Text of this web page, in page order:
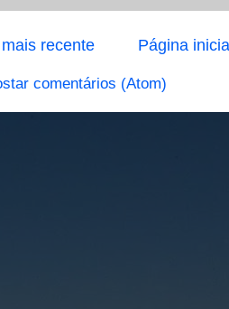
recente Página
comentários (Atom)